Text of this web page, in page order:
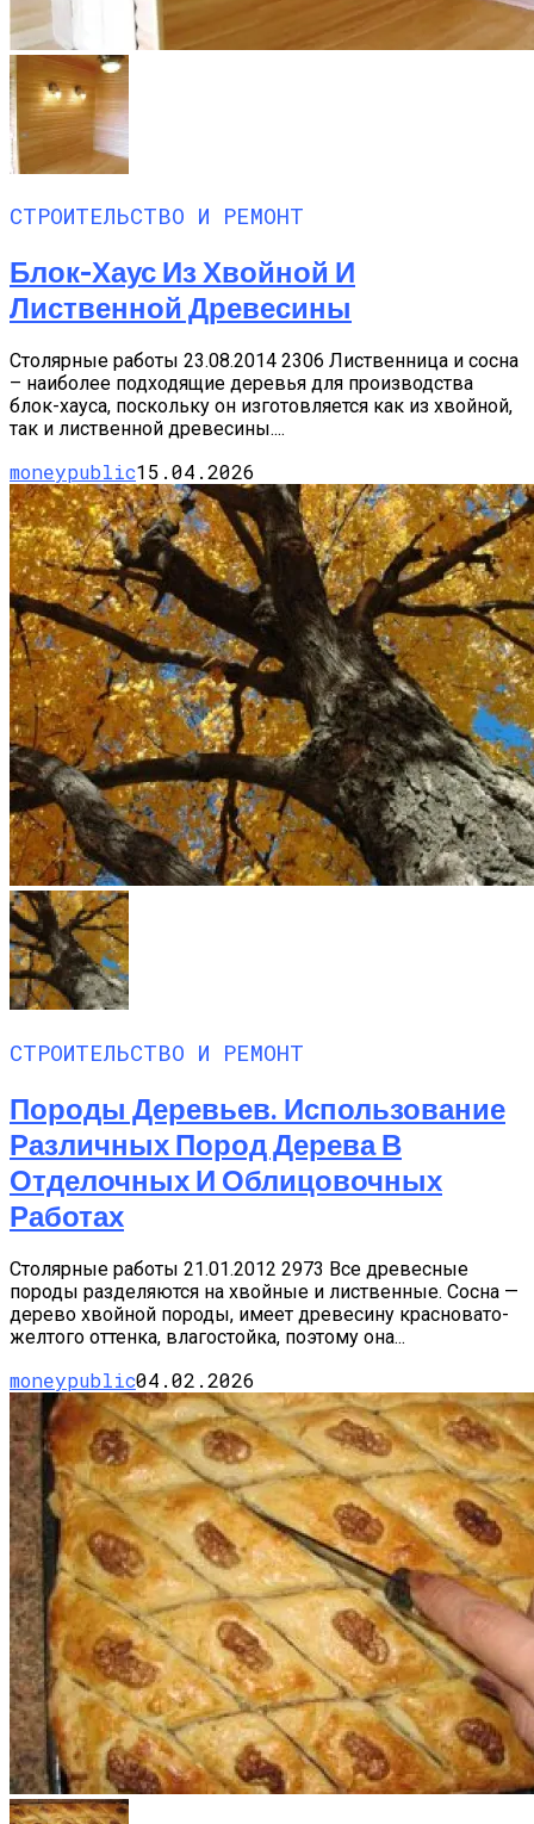
СТРОИТЕЛЬСТВО И РЕМОНТ
Блок-Хаус Из Хвойной И
Лиственной Древесины
Столярные работы 23.08.2014 2306 Лиственница и сосна
– наиболее подходящие деревья для производства
блок-хауса, поскольку он изготовляется как из хвойной,
так и лиственной древесины....
moneypublic15.04.2026
СТРОИТЕЛЬСТВО И РЕМОНТ
Породы Деревьев. Использование
Различных Пород Дерева В
Отделочных И Облицовочных
Работах
Столярные работы 21.01.2012 2973 Все древесные
породы разделяются на хвойные и лиственные. Сосна —
дерево хвойной породы, имеет древесину красновато-
желтого оттенка, влагостойка, поэтому она...
moneypublic04.02.2026